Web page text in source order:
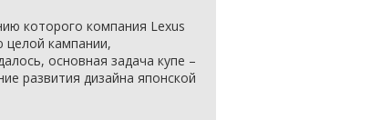
которого компания Lexus
кампании,
основная задача купе –
развития дизайна японской